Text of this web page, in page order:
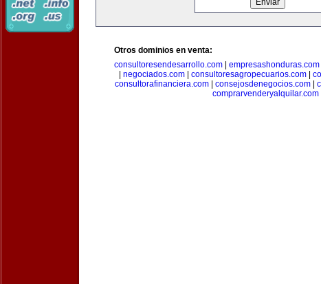
Otros dominios en venta:
consultoresendesarrollo.com
empresashonduras.com
negociados.com consultoresagropecuarios.com
consultorafinanciera.com| consejosdenegocios.com|
comprarvenderyalquilar.com|